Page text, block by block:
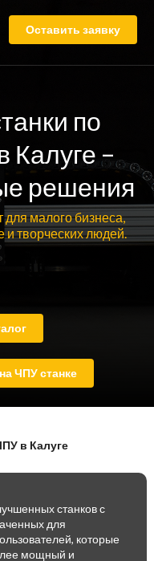
Оставить заявку
по
Калуге –
решения
малого бизнеса,
творческих людей.
ЧПУ станке
в Калуге
станков с
для
которые
мощный и